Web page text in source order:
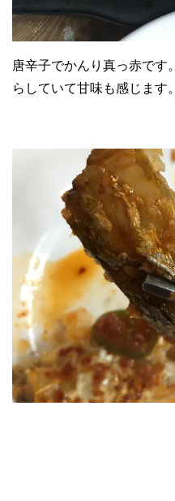
唐辛子でかんり真っ赤です
らしていて甘味も感じます。